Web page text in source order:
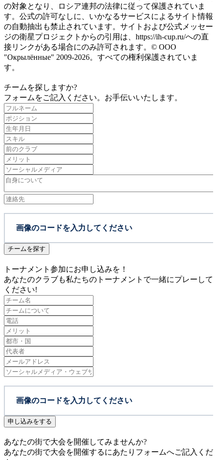
の対象となり、ロシア連邦の法律に従って保護されていま
す。公式の許可なしに、いかなるサービスによるサイト情報
の自動抽出も禁止されています。サイトおよび公式メッセー
ジの衛星プロジェクトからの引用は、https://ih-cup.ru/への直
接リンクがある場合にのみ許可されます。© ООО
"Окрылённые" 2009-2026。すべての権利保護されていま
す。
チームを探しますか?
フォームをご記入ください。お手伝いいたします。
チームを探す
トーナメント参加にお申し込みを！
あなたのクラブも私たちのトーナメントで一緒にプレーして
ください!
申し込みをする
あなたの街で大会を開催してみませんか?
あなたの街で大会を開催するにあたりフォームへご記入くだ